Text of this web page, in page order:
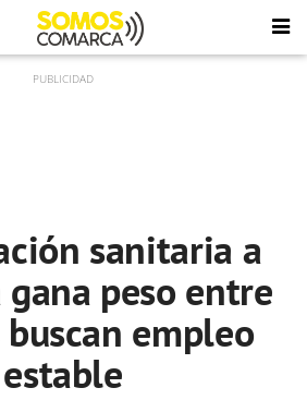
sanitaria a
peso entre
empleo
estable